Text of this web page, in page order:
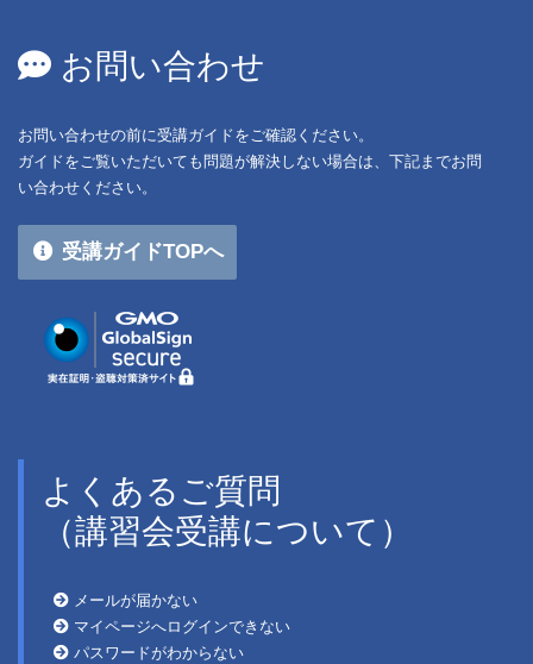
お問い合わせ
お問い合わせの前に受講ガイドをご確認ください。
ガイドをご覧いただいても問題が解決しない場合は、下記までお問
い合わせください。
受講ガイドTOPへ
よくあるご質問
（講習会受講について）
メールが届かない
マイページへログインできない
パスワードがわからない